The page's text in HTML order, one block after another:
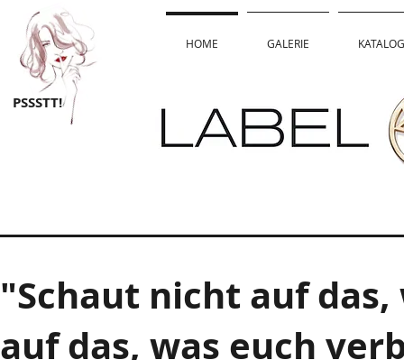
HOME GALERIE KATALOG
PSSSTT!
"Schaut nicht auf
auf das, was euch